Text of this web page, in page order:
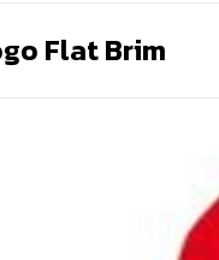
Flat Brim